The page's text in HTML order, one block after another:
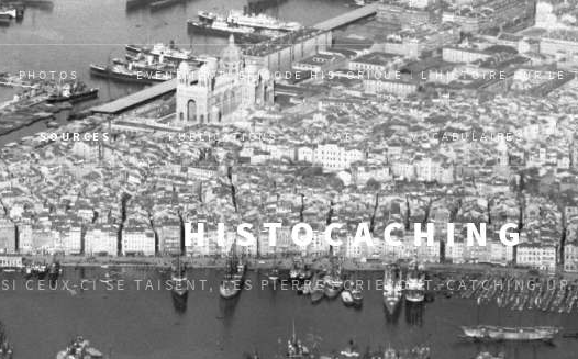
HISTOCACHING
SI CEUX-CI SE TAISENT, LES PIERRES CRIERONT. CATCHING
PHOTOS EVÈNEMENT, ÉPISODE HISTORIQUE : L’HISTOIRE SUR LE
SOURCES PUBLICATIONS AR VOCABULAIRES